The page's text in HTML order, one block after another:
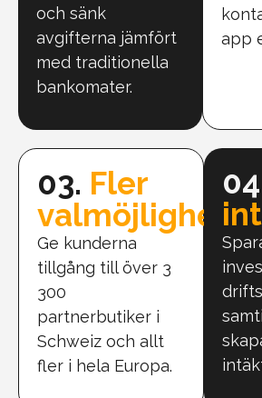
och sänk
avgifterna jämfört
med traditionella
bankomater.
app
03. Fler
valmöjligheter
Ge kunderna
tillgång till över 3
300
partnerbutiker i
Schweiz och allt
fler i hela Europa.